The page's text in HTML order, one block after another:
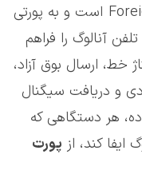
FXS مخفف Foreign Exchange Station است و به پورتی
آنالوگ را فراهم
ارسال بوق آزاد،
و دریافت سیگنال
هر دستگاهی که
کند، از پورت